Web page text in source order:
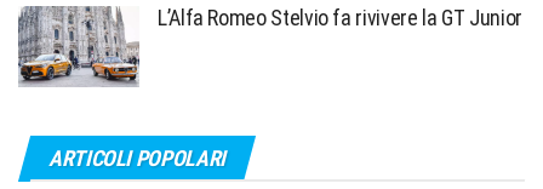
L’Alfa Romeo Stelvio fa rivivere la GT Junior
ARTICOLI POPOLARI